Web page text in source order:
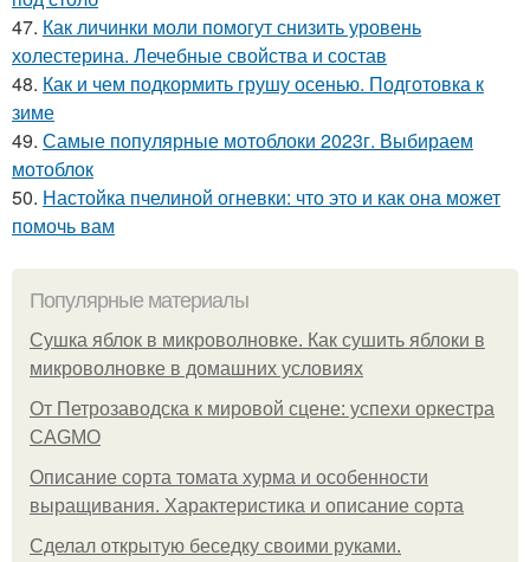
47. Как личинки моли помогут снизить уровень
холестерина. Лечебные свойства и состав
48. Как и чем подкормить грушу осенью. Подготовка к
зиме
49. Самые популярные мотоблоки 2023г. Выбираем
мотоблок
50. Настойка пчелиной огневки: что это и как она может
помочь вам
Популярные материалы
Сушка яблок в микроволновке. Как сушить яблоки в
микроволновке в домашних условиях
От Петрозаводска к мировой сцене: успехи оркестра
CAGMO
Описание сорта томата хурма и особенности
выращивания. Характеристика и описание сорта
Сделал открытую беседку своими руками.